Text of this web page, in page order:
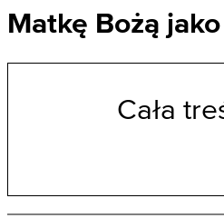
Matkę Bożą
Cała